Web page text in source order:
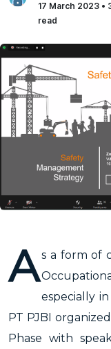
17 March 2023 •
read
A s a form of
especially
PT PJBI
Phase with